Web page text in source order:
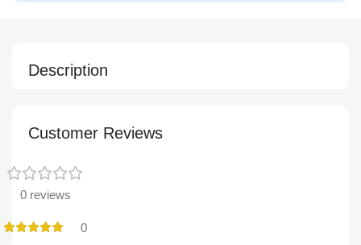
Description
Customer Reviews
0 reviews
0